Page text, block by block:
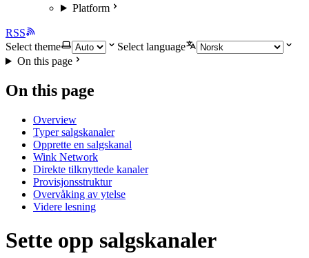
Platform
RSS
Select theme
Select language
On this page
On this page
Overview
Typer salgskanaler
Opprette en salgskanal
Wink Network
Direkte tilknyttede kanaler
Provisjonsstruktur
Overvåking av ytelse
Videre lesning
Sette opp salgskanaler